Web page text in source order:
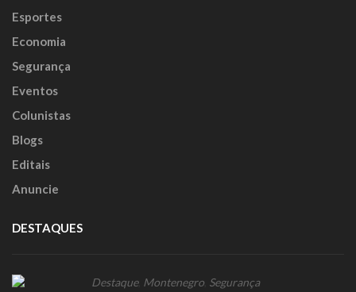
Esportes
Economia
Segurança
Eventos
Colunistas
Blogs
Editais
Anuncie
DESTAQUES
Destaque, Montenegro Segurança